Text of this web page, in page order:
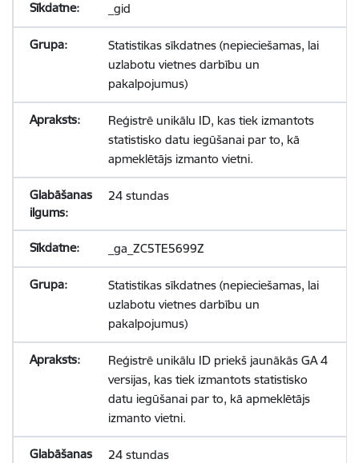
_gid
Statistikas sīkdatnes (nepieciešamas, lai
uzlabotu vietnes darbību un
pakalpojumus)
Reģistrē unikālu ID, kas tiek izmantots
statistisko datu iegūšanai par to, kā
apmeklētājs izmanto vietni.
24 stundas
_ga_ZC5TE5699Z
Statistikas sīkdatnes (nepieciešamas, lai
uzlabotu vietnes darbību un
pakalpojumus)
Reģistrē unikālu ID priekš jaunākās GA 4
versijas, kas tiek izmantots statistisko
datu iegūšanai par to, kā apmeklētājs
izmanto vietni.
24 stundas